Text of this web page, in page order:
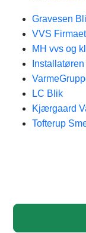
Gravesen
VVS
MH vvs og
LC Blik
Kjærgaard
Tofterup